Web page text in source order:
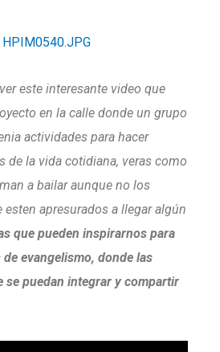
este interesante video que
en la calle donde un grupo
actividades para hacer
de la vida cotidiana, veras como
a bailar aunque no los
apresurados a llegar algún
que pueden inspirarnos para
evangelismo, donde las
se puedan integrar y compartir